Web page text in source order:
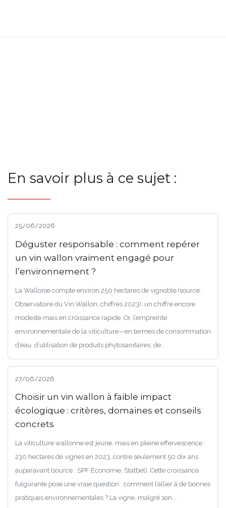
En savoir plus à ce sujet :
25/06/2026
Déguster responsable : comment repérer
un vin wallon vraiment engagé pour
l’environnement ?
La Wallonie compte environ 250 hectares de vignoble (source :
Observatoire du Vin Wallon, chiffres 2023), un chiffre encore
modeste mais en croissance rapide. Or, l’empreinte
environnementale de la viticulture—en termes de consommation
d’eau, d’utilisation de produits phytosanitaires, de...
27/06/2026
Choisir un vin wallon à faible impact
écologique : critères, domaines et conseils
concrets
La viticulture wallonne est jeune, mais en pleine effervescence :
230 hectares de vignes en 2023, contre seulement 50 dix ans
auparavant (source : SPF Économie, Statbel). Cette croissance
fulgurante pose une vraie question : comment l’allier à de bonnes
pratiques environnementales ? La vigne, malgré son...